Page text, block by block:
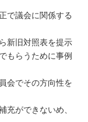
で議会に関係する
新旧対照表を提示
もらうために事例
会でその方向性を
充ができないめ、